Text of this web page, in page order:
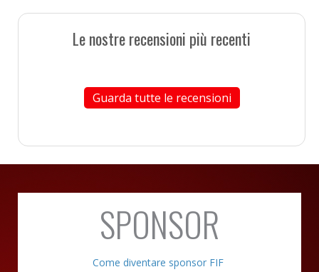
Le nostre recensioni più recenti
Guarda tutte le recensioni
SPONSOR
Come diventare sponsor FIF